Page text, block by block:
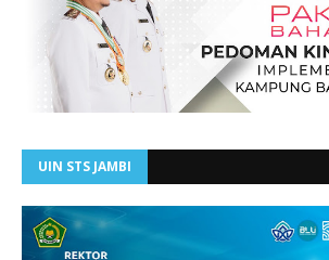
UIN STS JAMBI